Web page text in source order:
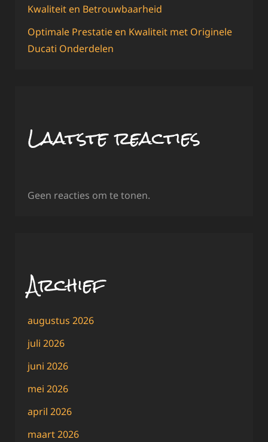
Kwaliteit en Betrouwbaarheid
Optimale Prestatie en Kwaliteit met Originele
Ducati Onderdelen
Laatste reacties
Geen reacties om te tonen.
Archief
augustus 2026
juli 2026
juni 2026
mei 2026
april 2026
maart 2026